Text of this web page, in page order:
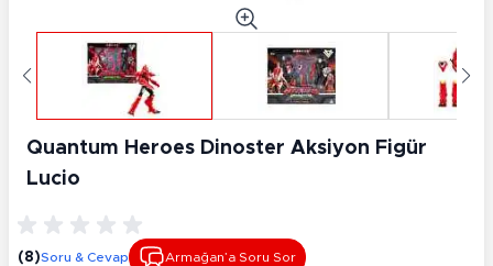
Quantum Heroes Dinoster Aksiyon Figür
Lucio
(8)Soru & Cevap Armağan’a Soru Sor